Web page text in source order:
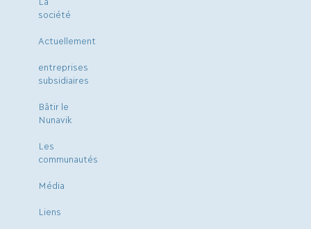
société
Actuellement
entreprises
subsidiaires
Bâtir le
Nunavik
Les
communautés
Média
Liens